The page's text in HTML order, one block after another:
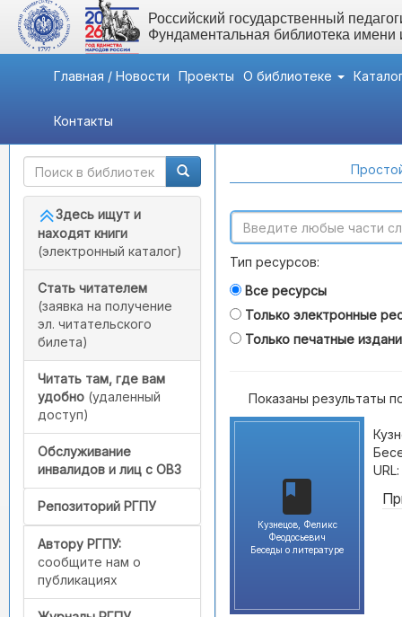
Российский государственный
Фундаментальная библиотека
Главная / Новости Проекты О библиотеке
Контакты
Быстрый доступ
Здесь ищут и
находят книги
(электронный каталог)
Стать читателем
(заявка на получение
эл. читательского
билета)
Читать там, где вам
удобно (удаленный
доступ)
Обслуживание
инвалидов и лиц с ОВЗ
Репозиторий РГПУ
Автору РГПУ:
сообщите нам о
публикациях
Тип ресурсов:
Все ресурсы
Только электронные
Только печатные
Показаны результаты
Кузнецов, Феликс
Феодосьевич
Беседы о литературе
URL: